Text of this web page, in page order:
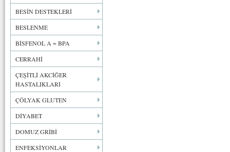
BESİN DESTEKLERİ
BESLENME
BİSFENOL A = BPA
CERRAHİ
ÇEŞİTLİ AKCİĞER
HASTALIKLARI
ÇÖLYAK GLUTEN
DİYABET
DOMUZ GRİBİ
ENFEKSİYONLAR